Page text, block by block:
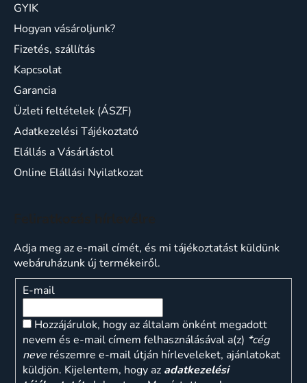
GYIK
Hogyan vásároljunk?
Fizetés, szállítás
Kapcsolat
Garancia
Üzleti feltételek (ÁSZF)
Adatkezelési Tájékoztató
Elállás a Vásárlástol
Online Elállási Nyilatkozat
Adja meg az e-mail címét, és mi tájékoztatást küldünk
webáruházunk új termékeiről.
E-mail
Hozzájárulok, hogy az általam önként megadott
nevem és e-mail címem felhasználásával a(z) *cég
neve részemre e-mail útján hírleveleket, ajánlatokat
küldjön. Kijelentem, hogy az adatkezelési